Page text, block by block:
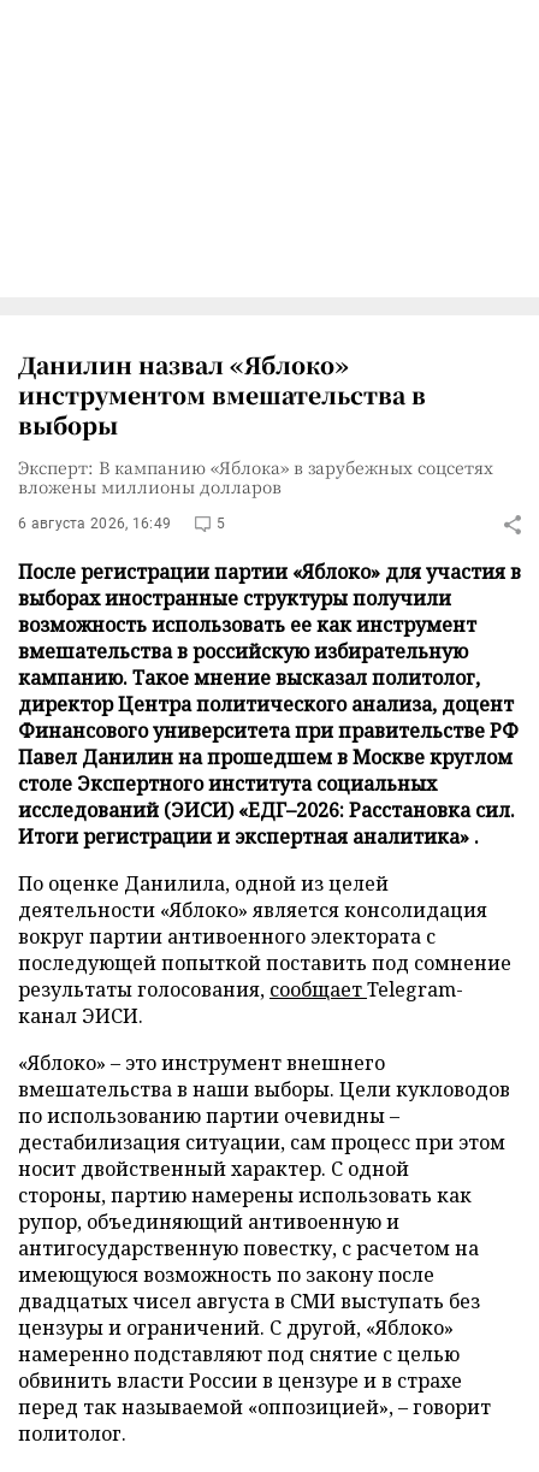
Данилин назвал «Яблоко»
инструментом вмешательства в
выборы
Эксперт: В кампанию «Яблока» в зарубежных соцсетях
вложены миллионы долларов
6 августа 2026, 16:49 5
После регистрации партии «Яблоко» для участия в
выборах иностранные структуры получили
возможность использовать ее как инструмент
вмешательства в российскую избирательную
кампанию. Такое мнение высказал политолог,
директор Центра политического анализа, доцент
Финансового университета при правительстве РФ
Павел Данилин на прошедшем в Москве круглом
столе Экспертного института социальных
исследований (ЭИСИ) «ЕДГ–2026: Расстановка сил.
Итоги регистрации и экспертная аналитика» .
По оценке Данилила, одной из целей
деятельности «Яблоко» является консолидация
вокруг партии антивоенного электората с
последующей попыткой поставить под сомнение
результаты голосования, сообщаетTelegram-
канал ЭИСИ.
«Яблоко» – это инструмент внешнего
вмешательства в наши выборы. Цели кукловодов
по использованию партии очевидны –
дестабилизация ситуации, сам процесс при этом
носит двойственный характер. С одной
стороны, партию намерены использовать как
рупор, объединяющий антивоенную и
антигосударственную повестку, с расчетом на
имеющуюся возможность по закону после
двадцатых чисел августа в СМИ выступать без
цензуры и ограничений. С другой, «Яблоко»
намеренно подставляют под снятие с целью
обвинить власти России в цензуре и в страхе
перед так называемой «оппозицией», – говорит
политолог.